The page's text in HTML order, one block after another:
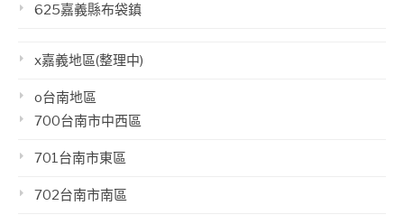
625嘉義縣布袋鎮
x嘉義地區(整理中)
o台南地區
700台南市中西區
701台南市東區
702台南市南區